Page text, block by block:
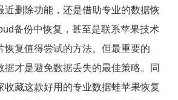
近删除功能，还是借助专业的数据恢
备份中恢复，甚至是联系苹果技术
恢复值得尝试的方法。但最重要的
据才是避免数据丢失的最佳策略。同
收藏这款好用的专业数据蛙苹果恢复